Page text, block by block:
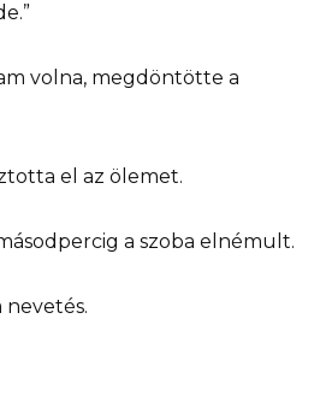
volna, megdöntötte a
el az ölemet.
a szoba elnémult.